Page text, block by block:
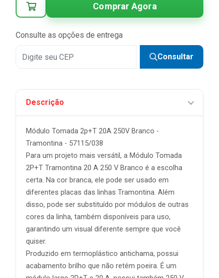
Comprar Agora
Consulte as opções de entrega
Consultar
Descrição
Módulo Tomada 2p+T 20A 250V Branco -
Tramontina - 57115/038
Para um projeto mais versátil, a Módulo Tomada
2P+T Tramontina 20 A 250 V Branco é a escolha
certa. Na cor branca, ele pode ser usado em
diferentes placas das linhas Tramontina. Além
disso, pode ser substituído por módulos de outras
cores da linha, também disponíveis para uso,
garantindo um visual diferente sempre que você
quiser.
Produzido em termoplástico antichama, possui
acabamento brilho que não retém poeira. É um